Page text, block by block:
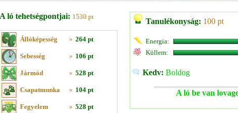
A ló tehetségpontjai: 1530 pt
Állóképesség » 264 pt
Sebesség » 106 pt
Jármód » 528 pt
Csapatmunka » 104 pt
Fegyelem » 528 pt
Tanulékonyság: 100 pt
Energia:
Küllem:
Kedv: Boldog
A ló be van